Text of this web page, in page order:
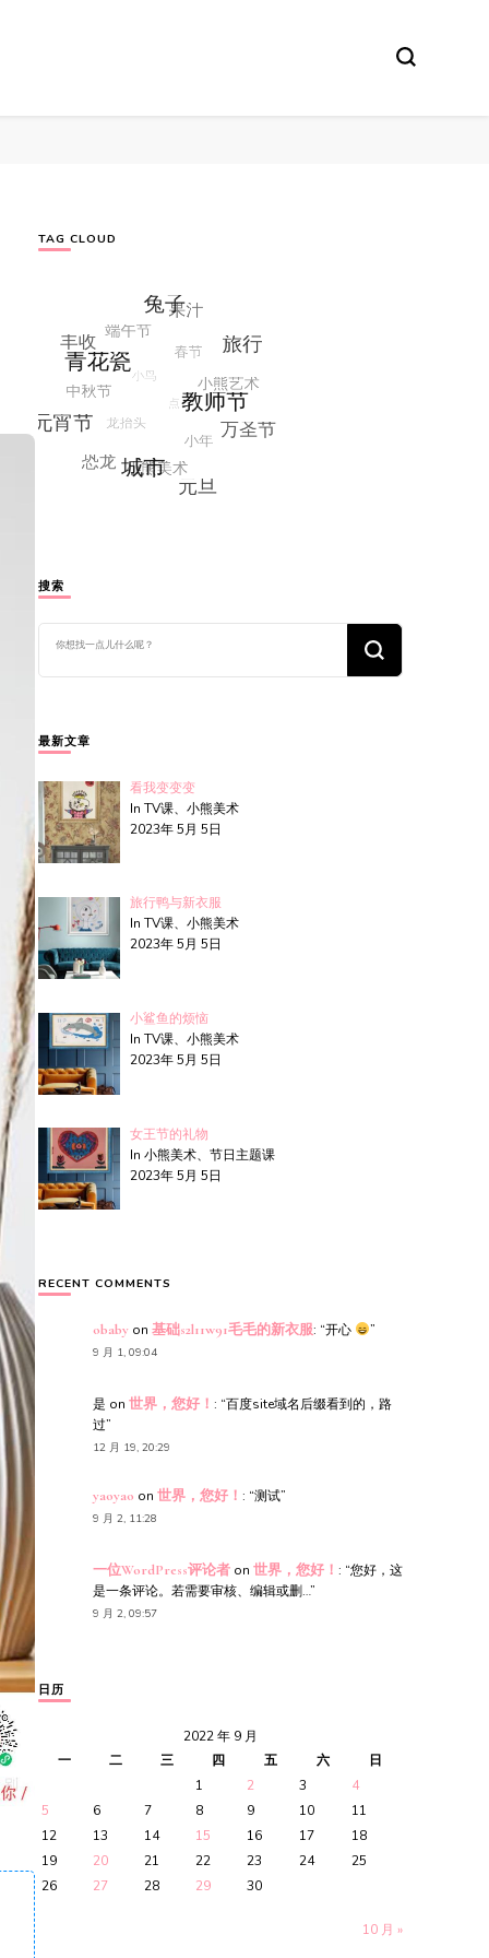
TAG CLOUD
搜索
么
吗?
最新文章
看我变变变
In TV课、小熊美术
2023年 5月 5日
旅行鸭与新衣服
In TV课、小熊美术
2023年 5月 5日
小鲨鱼的烦恼
In TV课、小熊美术
2023年 5月 5日
女王节的礼物
In 小熊美术、节日主题课
2023年 5月 5日
RECENT COMMENTS
obabyon 基础s2l11w91毛毛的新衣服: “开心 ”
9 月 1, 09:04
是 on 世界，您好！ : “百度site域名后缀看到的，路
过”
12 月 19, 20:29
yaoyao on 世界，您好！ : “测试”
9 月 2, 11:28
一位WordPress评论者on 世界，您好！ : “您好，这
是一条评论。若需要审核、编辑或删…”
9 月 2, 09:57
日历
2022 年 9 月
一
二 三 四 五 六
日
1
2 3
4
5
6 7 8 9 10
11
12
13 14 15 16 17
18
19
20 21 22 23 24
25
26
27 28 29 30
10 月 »